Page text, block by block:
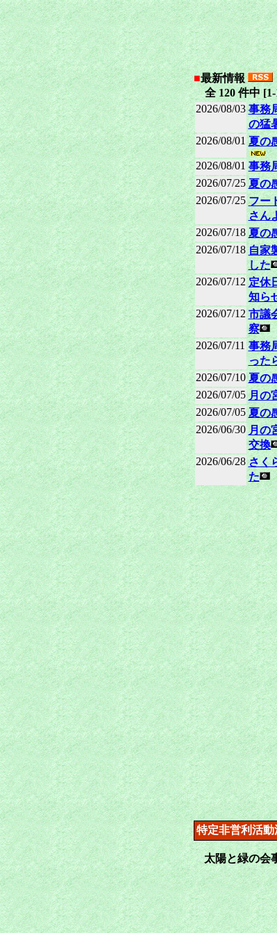
■最新情報
全 120 件中 [1-
2026/08/03 事務
の猛
2026/08/01 夏の
2026/08/01 事務
2026/07/25 夏の
2026/07/25 フー
さん
2026/07/18 夏の
2026/07/18 自家
した
2026/07/12 定休
知ら
2026/07/12 市議
察
2026/07/11 事務
った
2026/07/10 夏の
2026/07/05 月の
2026/07/05 夏の
2026/06/30 月の
交換
2026/06/28 さく
た
特定非営利活
太陽と緑の